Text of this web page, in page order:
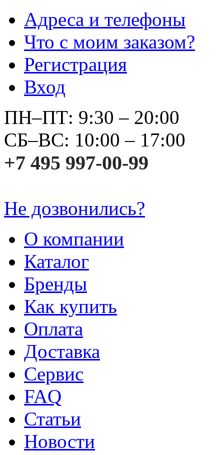
Адреса и телефоны
Что с моим заказом?
Регистрация
Вход
ПН–ПТ: 9:30 – 20:00
СБ–ВС: 10:00 – 17:00
+7 495 997-00-99
Не дозвонились?
О компании
Каталог
Бренды
Как купить
Оплата
Доставка
Сервис
FAQ
Статьи
Новости